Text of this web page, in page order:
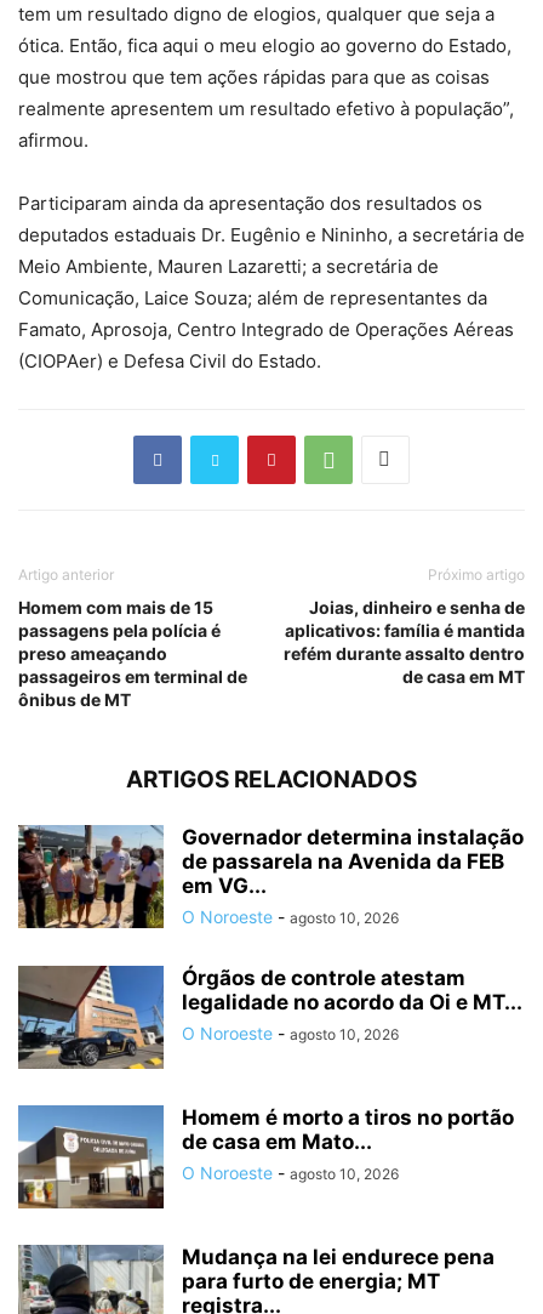
tem um resultado digno de elogios, qualquer que seja a
ótica. Então, fica aqui o meu elogio ao governo do Estado,
que mostrou que tem ações rápidas para que as coisas
realmente apresentem um resultado efetivo à população”,
afirmou.
Participaram ainda da apresentação dos resultados os
deputados estaduais Dr. Eugênio e Nininho, a secretária de
Meio Ambiente, Mauren Lazaretti; a secretária de
Comunicação, Laice Souza; além de representantes da
Famato, Aprosoja, Centro Integrado de Operações Aéreas
(CIOPAer) e Defesa Civil do Estado.
Artigo anterior
Homem com mais de 15
passagens pela polícia é
preso ameaçando
passageiros em terminal de
ônibus de MT
Próximo artigo
Joias, dinheiro e senha de
aplicativos: família é mantida
refém durante assalto dentro
de casa em MT
ARTIGOS RELACIONADOS
Governador determina instalação
de passarela na Avenida da FEB
em VG...
O Noroeste - agosto 10, 2026
Órgãos de controle atestam
legalidade no acordo da Oi e MT...
O Noroeste - agosto 10, 2026
Homem é morto a tiros no portão
de casa em Mato...
O Noroeste - agosto 10, 2026
Mudança na lei endurece pena
para furto de energia; MT
registra...